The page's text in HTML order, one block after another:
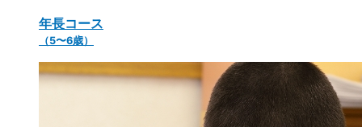
年長コース
（5〜6歳）